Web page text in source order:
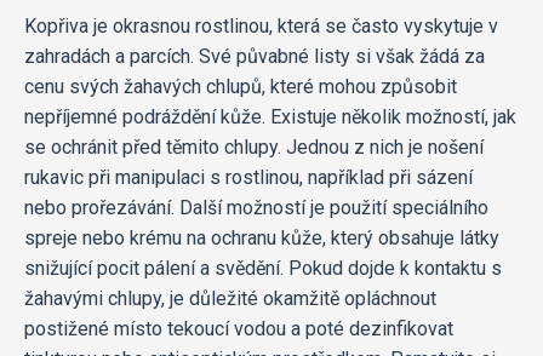
Kopřiva je okrasnou rostlinou, která se často vyskytuje v
zahradách a parcích. Své půvabné listy si však žádá za
cenu svých žahavých chlupů, které mohou způsobit
nepříjemné podráždění kůže. Existuje několik možností, jak
se ochránit před těmito chlupy. Jednou z nich je nošení
rukavic při manipulaci s rostlinou, například při sázení
nebo prořezávání. Další možností je použití speciálního
spreje nebo krému na ochranu kůže, který obsahuje látky
snižující pocit pálení a svědění. Pokud dojde k kontaktu s
žahavými chlupy, je důležité okamžitě opláchnout
postižené místo tekoucí vodou a poté dezinfikovat